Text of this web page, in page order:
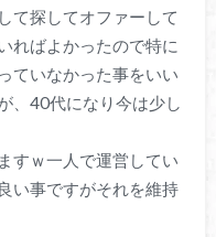
て探してオファーして
ればよかったので特に
ていなかった事をいい
、40代になり今は少し
すｗ一人で運営してい
い事ですがそれを維持